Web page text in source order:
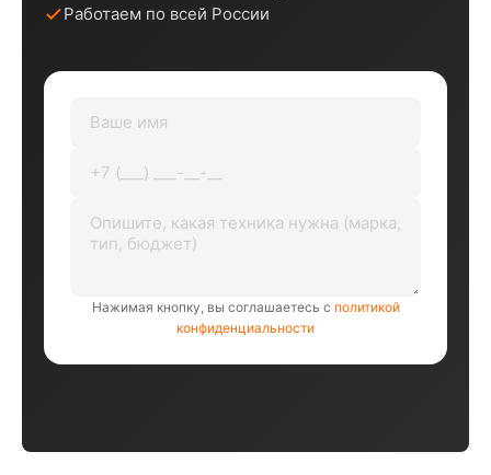
Работаем по всей России
Нажимая кнопку, вы соглашаетесь с политикой
конфиденциальности